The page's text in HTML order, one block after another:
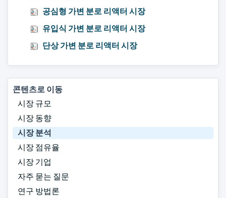
공심형 가변 분로 리액터 시장
유입식 가변 분로 리액터 시장
단상 가변 분로 리액터 시장
콘텐츠로 이동
시장 규모
시장 동향
시장 분석
시장 점유율
시장 기업
자주 묻는 질문
연구 방법론